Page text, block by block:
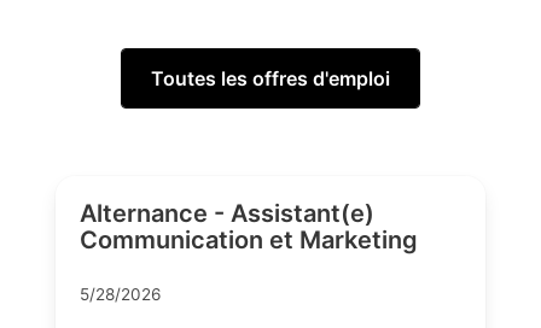
Toutes les offres d'emploi
Alternance - Assistant(e)
Communication et Marketing
5/28/2026